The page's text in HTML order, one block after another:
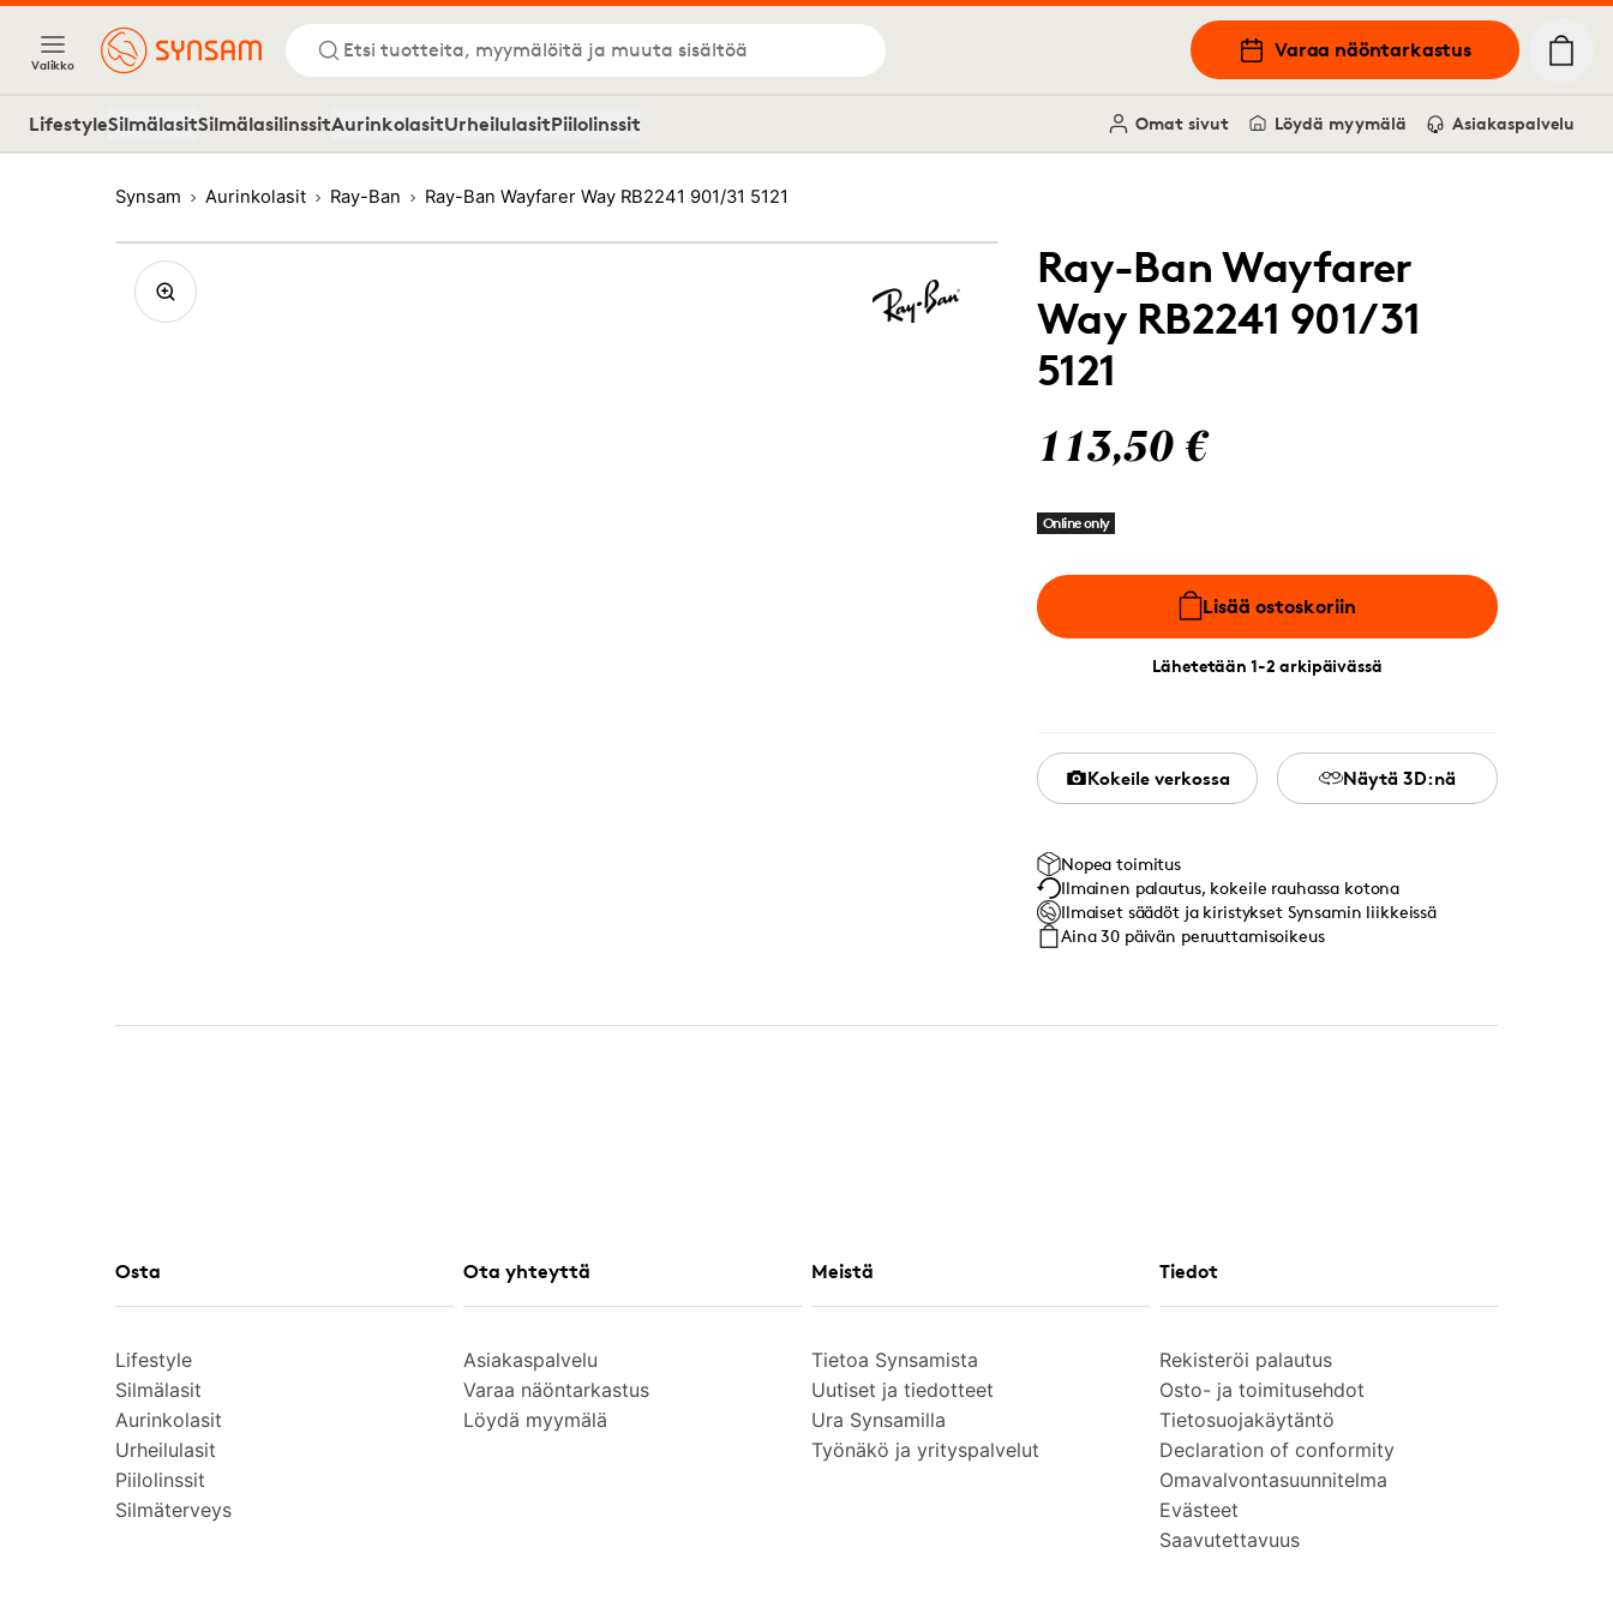
Valikko
Etsi tuotteita, myymälöitä ja muuta sisältöä Varaa näöntarkastus
LifestyleSilmälasitSilmälasilinssitAurinkolasitUrheilulasitPiilolinssit Omat sivut Löydä myymälä Asiakaspalvelu
Synsam Aurinkolasit Ray-Ban Ray-Ban Wayfarer Way RB2241 901/31 5121
Ray-Ban Wayfarer
Way RB2241 901/31
5121
113,50 €
Online only
Lisää ostoskoriin
Lähetetään 1-2 arkipäivässä
Kokeile verkossa Näytä 3D:nä
Nopea toimitus
Ilmainen palautus, kokeile rauhassa kotona
Ilmaiset säädöt ja kiristykset Synsamin liikkeissä
Aina 30 päivän peruuttamisoikeus
Osta
Lifestyle
Silmälasit
Aurinkolasit
Urheilulasit
Piilolinssit
Silmäterveys
Ota yhteyttä
Asiakaspalvelu
Varaa näöntarkastus
Löydä myymälä
Meistä
Tietoa Synsamista
Uutiset ja tiedotteet
Ura Synsamilla
Työnäkö ja yrityspalvelut
Tiedot
Rekisteröi palautus
Osto- ja toimitusehdot
Tietosuojakäytäntö
Declaration of conformity
Omavalvontasuunnitelma
Evästeet
Saavutettavuus